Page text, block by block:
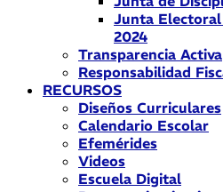
Junta Electoral
2024
Transparencia Activa
Responsabilidad
RECURSOS
Diseños Curriculares
Calendario Escolar
Efemérides
Videos
Escuela Digital